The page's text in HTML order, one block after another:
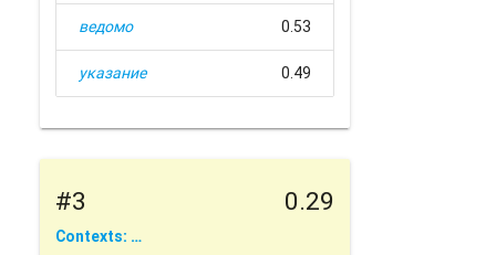
ведомо 0.53
указание 0.49
#3 0.29
Contexts: …